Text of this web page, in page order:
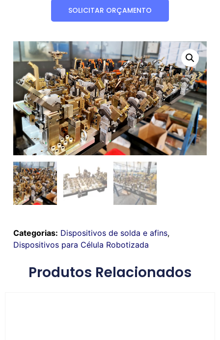
SOLICITAR ORÇAMENTO
Categorias: Dispositivos de solda e afins,
Dispositivos para Célula Robotizada
Produtos Relacionados